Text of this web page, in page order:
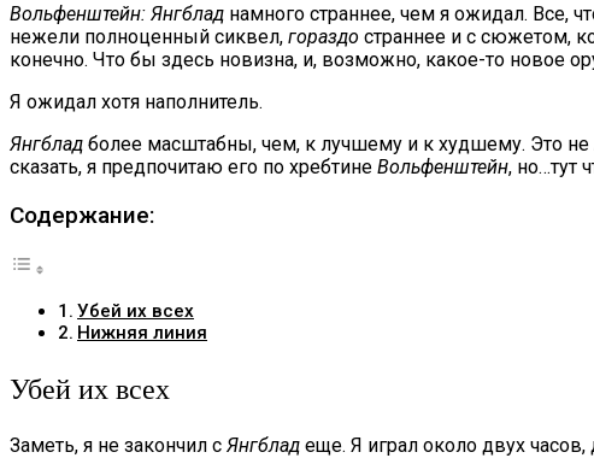
Вольфенштейн: Янгблад намного страннее, чем я ожидал. Все,
нежели полноценный сиквел, гораздо страннее и с сюжетом,
конечно. Что бы здесь новизна, и, возможно, какое-то новое
Я ожидал хотя наполнитель.
Янгблад более масштабны, чем, к лучшему и к худшему. Это не
сказать, я предпочитаю его по хребтине Вольфенштейн, но…тут
Содержание:
Убей их всех
Нижняя линия
Убей их всех
Заметь, я не закончил с Янгблад еще. Я играл около двух часов,